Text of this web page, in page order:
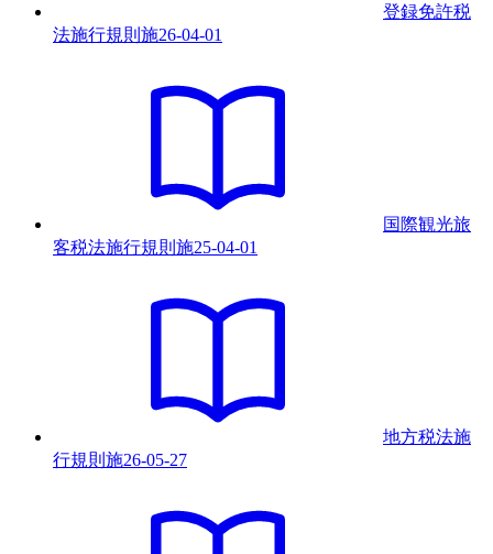
登録免許税
法施行規則 施26-04-01
国際観光旅
客税法施行規則 施25-04-01
地方税法施
行規則 施26-05-27